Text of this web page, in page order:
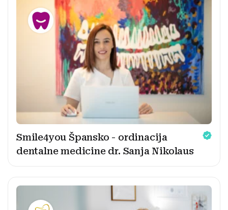
Smile4you Špansko - ordinacija
dentalne medicine dr. Sanja Nikolaus